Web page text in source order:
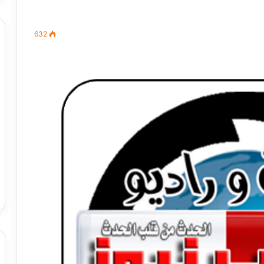
632
الدين …. يكتب
القرن 21
كامل
….
مصطفى كامل سيف الدين …. يكتب
ميلاد جديد